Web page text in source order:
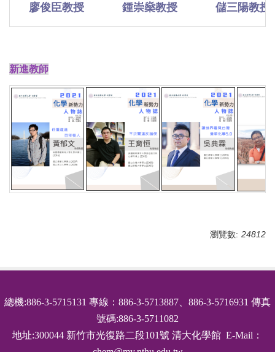
廖俊臣教授 鍾崇燊教授 儲三陽教授
新進教師
瀏覽數: 24812
總機:886-3-5715131 專線：886-3-5713887、886-3-5716931 傳真
號碼:886-3-5711082
地址:300044 新竹市光復路二段101號 清大化學館 E-Mail：